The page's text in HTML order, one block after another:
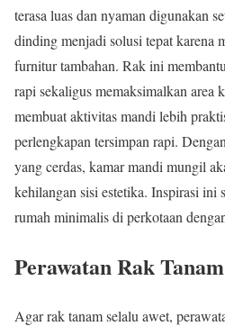
terasa luas dan nyaman digunakan
dinding menjadi solusi tepat karena
furnitur tambahan. Rak ini
rapi sekaligus memaksimalkan area
membuat aktivitas mandi lebih
perlengkapan tersimpan rapi.
yang cerdas, kamar mandi mungil
kehilangan sisi estetika. Inspirasi ini
rumah minimalis di perkotaan
Perawatan Rak
Agar rak tanam selalu awet,